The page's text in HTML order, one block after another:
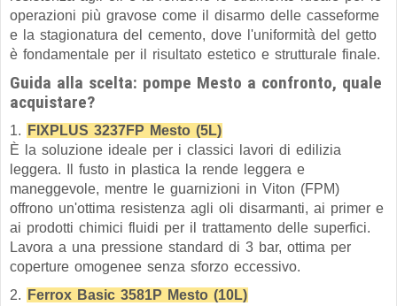
operazioni più gravose come il disarmo delle casseforme
e la stagionatura del cemento, dove l'uniformità del getto
è fondamentale per il risultato estetico e strutturale finale.
Guida alla scelta: pompe Mesto a confronto, quale
acquistare?
1.
FIXPLUS 3237FP Mesto (5L)
È la soluzione ideale per i classici lavori di edilizia
leggera. Il fusto in plastica la rende leggera e
maneggevole, mentre le guarnizioni in Viton (FPM)
offrono un'ottima resistenza agli oli disarmanti, ai primer e
ai prodotti chimici fluidi per il trattamento delle superfici.
Lavora a una pressione standard di 3 bar, ottima per
coperture omogenee senza sforzo eccessivo.
2.
Ferrox Basic 3581P Mesto (10L)